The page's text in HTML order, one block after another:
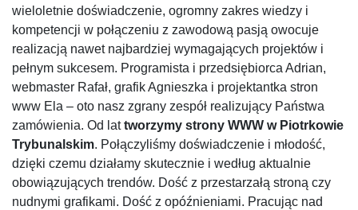
wieloletnie doświadczenie, ogromny zakres wiedzy i
kompetencji w połączeniu z zawodową pasją owocuje
realizacją nawet najbardziej wymagających projektów i
pełnym sukcesem. Programista i przedsiębiorca Adrian,
webmaster Rafał, grafik Agnieszka i projektantka stron
www Ela – oto nasz zgrany zespół realizujący Państwa
zamówienia. Od lattworzymy strony WWW w Piotrkowie
Trybunalskim. Połączyliśmy doświadczenie i młodość,
dzięki czemu działamy skutecznie i według aktualnie
obowiązujących trendów. Dość z przestarzałą stroną czy
nudnymi grafikami. Dość z opóźnieniami. Pracując nad